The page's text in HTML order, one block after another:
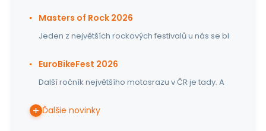
Masters of Rock 2026
Jeden z největších rockových festivalů u nás se bl
EuroBikeFest 2026
Další ročník největšího motosrazu v ČR je tady. A
Ďalšie novinky